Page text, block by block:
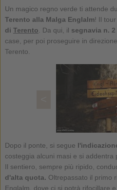
Un magico regno verde ti attende
Terento alla Malga Englalm! Il
di Terento . Da qui, il segnavia n. 2
case, per poi proseguire in
Terento.
Dopo il ponte, si segue
costeggia alcuni masi e si addentra
Il sentiero, sempre più ripido,
d'alta quota. Oltrepassato il primo
Englalm, dove ci si potrà rifocillare e